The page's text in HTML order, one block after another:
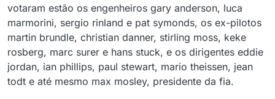
votaram estão os engenheiros gary anderson, luca
marmorini, sergio rinland e pat symonds, os ex-pilotos
martin brundle, christian danner, stirling moss, keke
rosberg, marc surer e hans stuck, e os dirigentes eddie
jordan, ian phillips, paul stewart, mario theissen, jean
todt e até mesmo max mosley, presidente da fia.